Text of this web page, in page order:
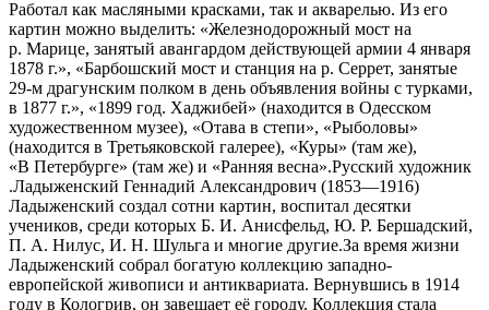
Работал как масляными красками, так и акварелью. Из его
картин можно выделить: «Железнодорожный мост на
р. Марице, занятый авангардом действующей армии 4 января
1878 г.», «Барбошский мост и станция на р. Серрет, занятые
29-м драгунским полком в день объявления войны с турками,
в 1877 г.», «1899 год. Хаджибей» (находится в Одесском
художественном музее), «Отава в степи», «Рыболовы»
(находится в Третьяковской галерее), «Куры» (там же),
«В Петербурге» (там же) и «Ранняя весна».Русский художник
.Ладыженский Геннадий Александрович (1853—1916)
Ладыженский создал сотни картин, воспитал десятки
учеников, среди которых Б. И. Анисфельд, Ю. Р. Бершадский,
П. А. Нилус, И. Н. Шульга и многие другие.За время жизни
Ладыженский собрал богатую коллекцию западно-
европейской живописи и антиквариата. Вернувшись в 1914
году в Кологрив, он завещает её городу. Коллекция стала